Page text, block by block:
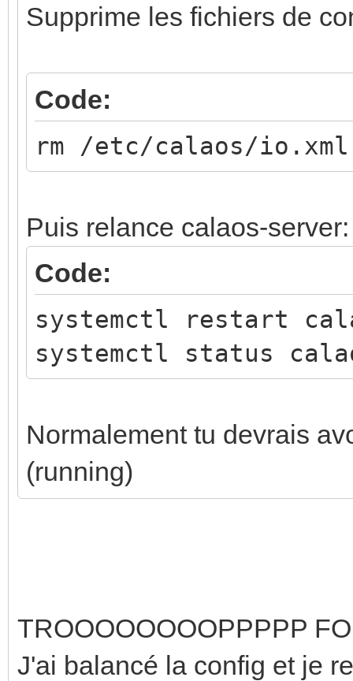
Supprime les fichiers de
Code:
rm /etc/calaos/
Puis relance calaos-server:
Code:
systemctl restart
systemctl status
Normalement tu devrais
(running)
TROOOOOOOOPPPPP
J'ai balancé la config et je